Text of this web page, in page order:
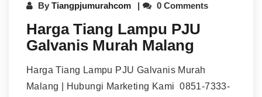
By Tiangpjumurahcom 0 Comments
Harga Tiang Lampu PJU
Galvanis Murah Malang
Harga Tiang Lampu PJU Galvanis Murah
Malang | Hubungi Marketing Kami 0851-7333-